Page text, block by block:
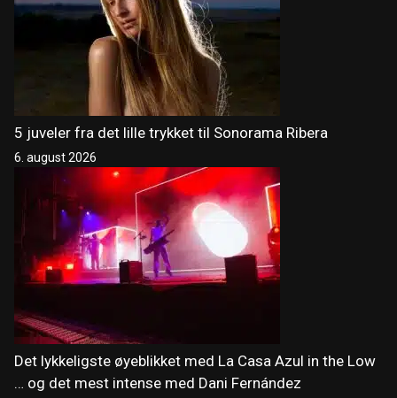
5 juveler fra det lille trykket til Sonorama Ribera
6. august 2026
Det lykkeligste øyeblikket med La Casa Azul in the Low
… og det mest intense med Dani Fernández